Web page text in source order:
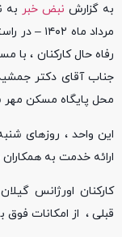
به گزارش نبض خبر
مرداد
رفاه حال کارکنان ،
جناب آقای دکتر
محل پایگاه مسکن مهر
این واحد ، روزهای
ارائه خدمت به
کارکنان اورژانس
قبلی ، از امکانات فوق